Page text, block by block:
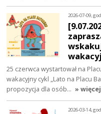
2026-07-09,
25 czerwca wystartował na
wakacyjny cykl „Lato na Placu
propozycja dla osób… » więcej
2026-03-14,